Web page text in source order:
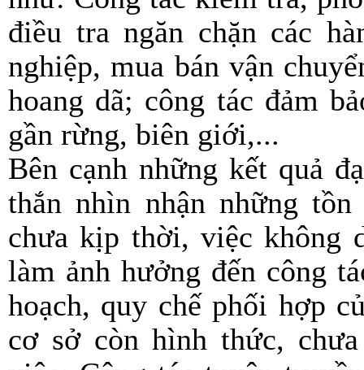
điều tra ngăn chặn các
nghiệp, mua bán vận
hoang dã; công tác đảm
gần rừng, biên giới,...
Bên cạnh những kết quả
thắn nhìn nhận những
chưa kịp thời, việc không
làm ảnh hưởng đến công
hoạch, quy chế phối hợp
cơ sở còn hình thức,